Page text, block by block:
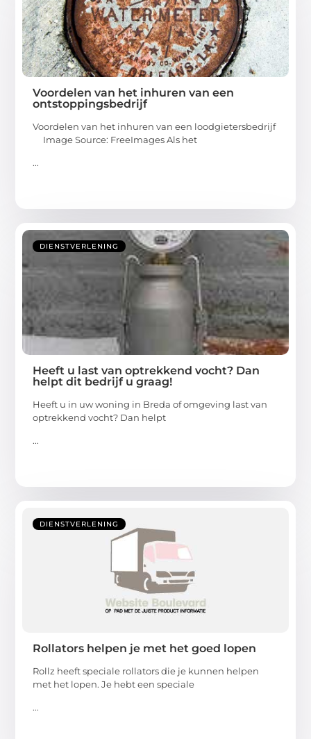
Voordelen van het inhuren van een
ontstoppingsbedrijf
Voordelen van het inhuren van een loodgietersbedrijf
‍ Image Source: FreeImages‍ Als het
...
DIENSTVERLENING
Heeft u last van optrekkend vocht? Dan
helpt dit bedrijf u graag!
Heeft u in uw woning in Breda of omgeving last van
optrekkend vocht? Dan helpt
...
DIENSTVERLENING
Rollators helpen je met het goed lopen
Rollz heeft speciale rollators die je kunnen helpen
met het lopen. Je hebt een speciale
...